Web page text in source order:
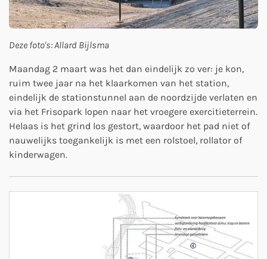
Deze foto's: Allard Bijlsma
Maandag 2 maart was het dan eindelijk zo ver: je kon,
ruim twee jaar na het klaarkomen van het station,
eindelijk de stationstunnel aan de noordzijde verlaten en
via het Frisopark lopen naar het vroegere exercitieterrein.
Helaas is het grind los gestort, waardoor het pad niet of
nauwelijks toegankelijk is met een rolstoel, rollator of
kinderwagen.